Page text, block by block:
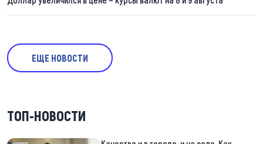
ЕЩЕ НОВОСТИ
ТОП-НОВОСТИ